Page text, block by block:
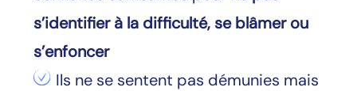
s’identifier à la difficulté, se blâmer ou
s’enfoncer
Ils ne se sentent pas démunies mais